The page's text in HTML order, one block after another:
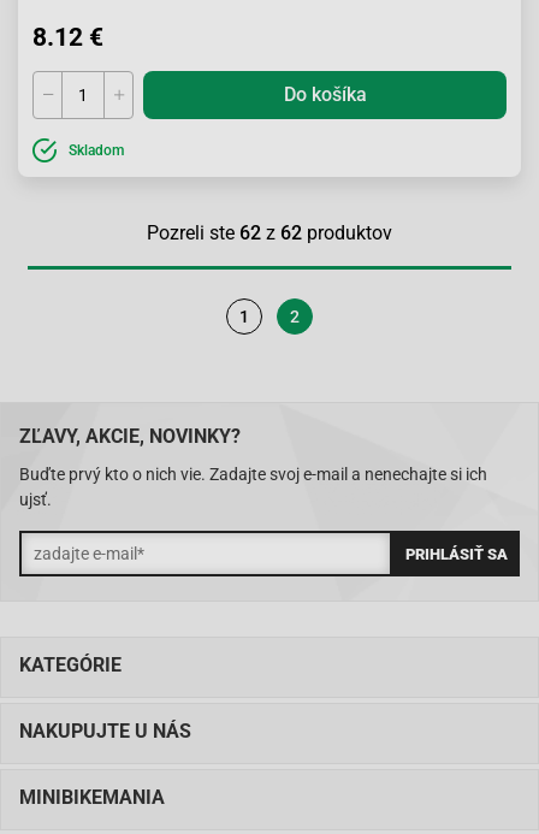
8.12 €
Do košíka
Skladom
Pozreli ste 62 z 62 produktov
1 2
ZĽAVY, AKCIE, NOVINKY?
Buďte prvý kto o nich vie. Zadajte svoj e-mail a nenechajte si ich
ujsť.
KATEGÓRIE
NAKUPUJTE U NÁS
MINIBIKEMANIA